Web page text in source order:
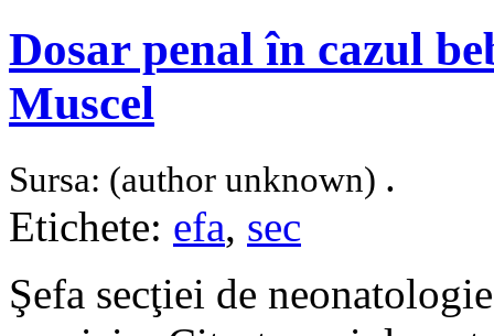
Dosar penal în cazul
Muscel
Sursa: (author unknown) .
Etichete: efa, sec
Şefa secţiei de